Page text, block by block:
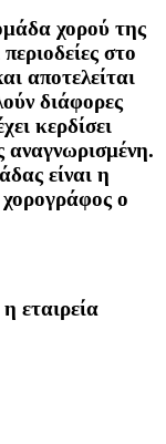
χορού της
στο
αποτελείται
διάφορες
κερδίσει
αναγνωρισμένη.
είναι η
ο
εταιρεία